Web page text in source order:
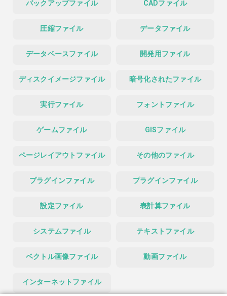
バックアップファイル CADファイル
圧縮ファイル データファイル
データベースファイル 開発用ファイル
ディスクイメージファイル 暗号化されたファイル
実行ファイル フォントファイル
ゲームファイル GISファイル
ページレイアウトファイル その他のファイル
プラグインファイル プラグインファイル
設定ファイル 表計算ファイル
システムファイル テキストファイル
ベクトル画像ファイル 動画ファイル
インターネットファイル